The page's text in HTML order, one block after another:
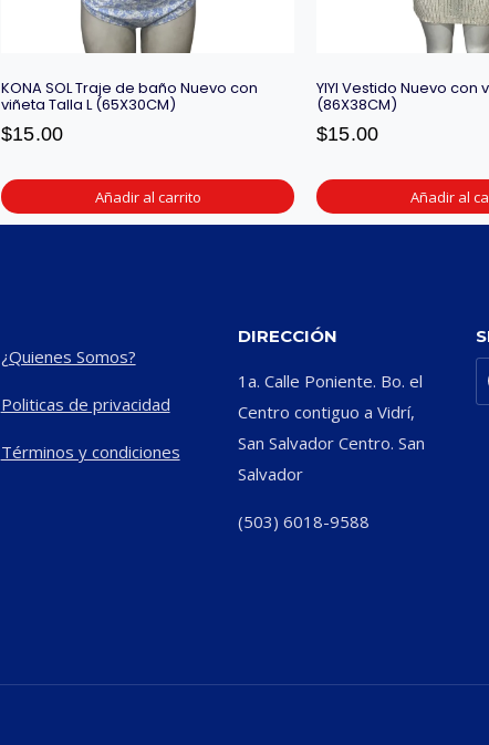
KONA SOL Traje de baño Nuevo con
viñeta Talla L (65X30CM)
$15.00
Añadir al carrito
YIYI Vestido Nuevo con
(86X38CM)
$15.00
Añadir al
¿Quienes Somos?
Politicas de privacidad
Términos y condiciones
DIRECCIÓN
1a. Calle Poniente. Bo. el
Centro contiguo a Vidrí,
San Salvador Centro. San
Salvador
(503) 6018-9588